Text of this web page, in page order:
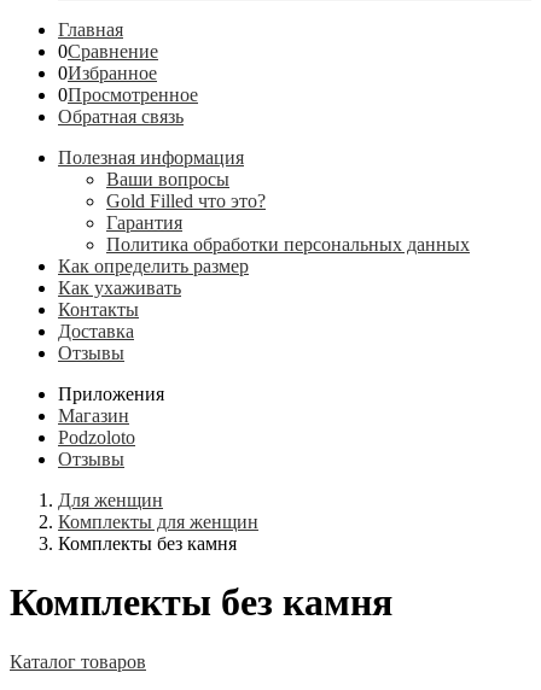
Главная
0Сравнение
0Избранное
0Просмотренное
Обратная связь
Полезная информация
Ваши вопросы
Gold Filled что это?
Гарантия
Политика обработки персональных данных
Как определить размер
Как ухаживать
Контакты
Доставка
Отзывы
Приложения
Магазин
Podzoloto
Отзывы
Для женщин
Комплекты для женщин
Комплекты без камня
Комплекты без камня
Каталог товаров